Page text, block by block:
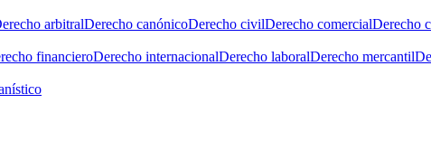
arbitralDerecho canónicoDerecho civilDerecho comercialDerecho
financieroDerecho internacionalDerecho laboralDerecho mercantil